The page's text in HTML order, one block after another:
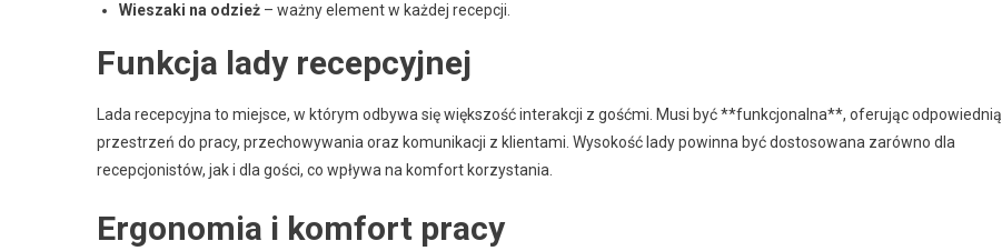
Wieszaki na odzież – ważny element w każdej recepcji.
Funkcja lady recepcyjnej
Lada recepcyjna to miejsce, w którym odbywa się większość interakcji z gośćmi. Musi być **funkcjonalna**, oferując odpowiednią
przestrzeń do pracy, przechowywania oraz komunikacji z klientami. Wysokość lady powinna być dostosowana zarówno dla
recepcjonistów, jak i dla gości, co wpływa na komfort korzystania.
Ergonomia i komfort pracy